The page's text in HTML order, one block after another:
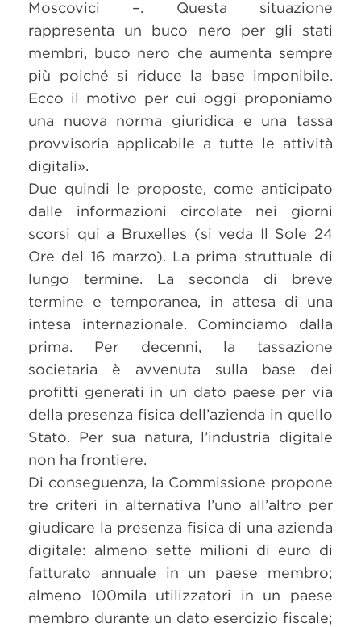
Moscovici –. Questa situazione
rappresenta un buco nero per gli stati
membri, buco nero che aumenta sempre
più poiché si riduce la base imponibile.
Ecco il motivo per cui oggi proponiamo
una nuova norma giuridica e una tassa
provvisoria applicabile a tutte le attività
digitali».
Due quindi le proposte, come anticipato
dalle informazioni circolate nei giorni
scorsi qui a Bruxelles (si veda Il Sole 24
Ore del 16 marzo). La prima struttuale di
lungo termine. La seconda di breve
termine e temporanea, in attesa di una
intesa internazionale. Cominciamo dalla
prima. Per decenni, la tassazione
societaria è avvenuta sulla base dei
profitti generati in un dato paese per via
della presenza fisica dell’azienda in quello
Stato. Per sua natura, l’industria digitale
non ha frontiere.
Di conseguenza, la Commissione propone
tre criteri in alternativa l’uno all’altro per
giudicare la presenza fisica di una azienda
digitale: almeno sette milioni di euro di
fatturato annuale in un paese membro;
almeno 100mila utilizzatori in un paese
membro durante un dato esercizio fiscale;